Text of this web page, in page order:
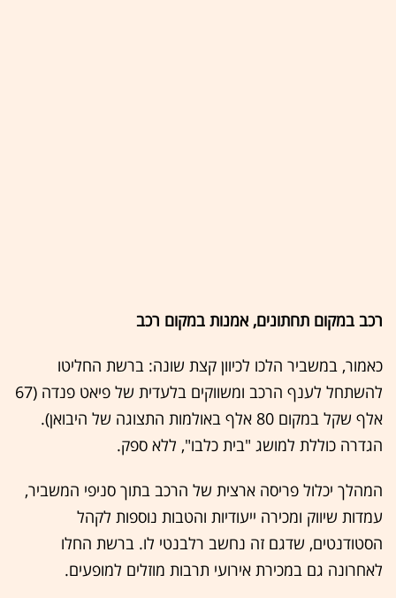
רכב במקום תחתונים, אמנות במקום רכב
כאמור, במשביר הלכו לכיוון קצת שונה: ברשת החליטו
להשתחל לענף הרכב ומשווקים בלעדית של פיאט פנדה (67
אלף שקל במקום 80 אלף באולמות התצוגה של היבואן).
הגדרה כוללת למושג "בית כלבו", ללא ספק.
המהלך יכלול פריסה ארצית של הרכב בתוך סניפי המשביר,
עמדות שיווק ומכירה ייעודיות והטבות נוספות לקהל
הסטודנטים, שדגם זה נחשב רלבנטי לו. ברשת החלו
לאחרונה גם במכירת אירועי תרבות מוזלים למופעים.